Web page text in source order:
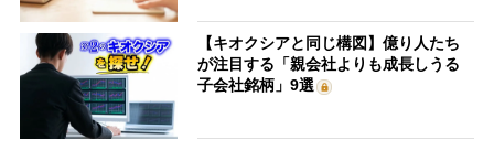
【キオクシアと同じ構図】億り人たち
が注目する「親会社よりも成長しうる
子会社銘柄」9選